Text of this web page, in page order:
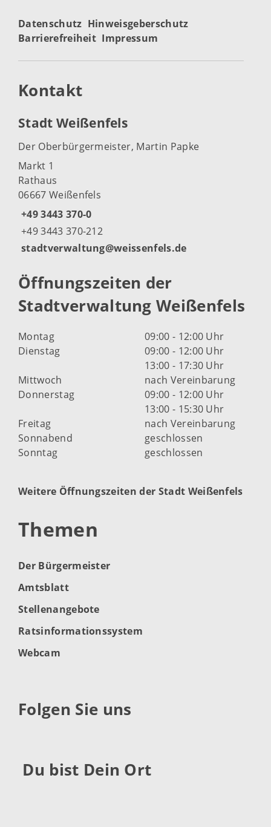
Datenschutz Hinweisgeberschutz
Barrierefreiheit Impressum
Kontakt
Stadt Weißenfels
Der Oberbürgermeister, Martin Papke
Markt 1
Rathaus
06667 Weißenfels
+49 3443 370-0
+49 3443 370-212
stadtverwaltung@weissenfels.de
Öffnungszeiten der
Stadtverwaltung Weißenfels
Montag
09:00 - 12:00 Uhr
Dienstag
09:00 - 12:00 Uhr
13:00 - 17:30 Uhr
Mittwoch
nach Vereinbarung
Donnerstag
09:00 - 12:00 Uhr
13:00 - 15:30 Uhr
Freitag
nach Vereinbarung
Sonnabend
geschlossen
Sonntag
geschlossen
Weitere Öffnungszeiten der Stadt Weißenfels
Themen
Der Bürgermeister
Amtsblatt
Stellenangebote
Ratsinformationssystem
Webcam
Folgen Sie uns
Du bist Dein Ort